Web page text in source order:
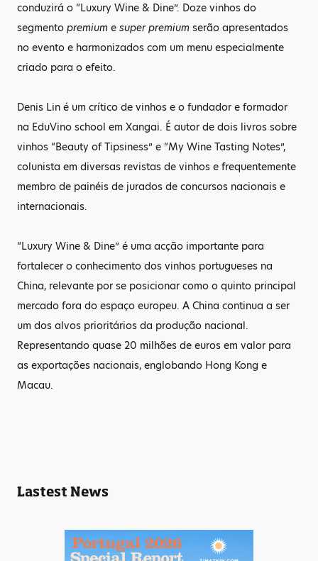
conduzirá o “Luxury Wine & Dine”. Doze vinhos do
segmento premium e super premium serão apresentados
no evento e harmonizados com um menu especialmente
criado para o efeito.
Denis Lin é um crítico de vinhos e o fundador e formador
na EduVino school em Xangai. É autor de dois livros sobre
vinhos “Beauty of Tipsiness” e “My Wine Tasting Notes”,
colunista em diversas revistas de vinhos e frequentemente
membro de painéis de jurados de concursos nacionais e
internacionais.
“Luxury Wine & Dine” é uma acção importante para
fortalecer o conhecimento dos vinhos portugueses na
China, relevante por se posicionar como o quinto principal
mercado fora do espaço europeu. A China continua a ser
um dos alvos prioritários da produção nacional.
Representando quase 20 milhões de euros em valor para
as exportações nacionais, englobando Hong Kong e
Macau.
Lastest News